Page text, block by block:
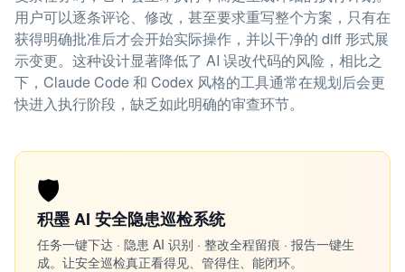
用户可以逐条评论、修改，甚至要求重写整个方案，只有在
获得明确批准后才会开始实际操作，并以干净的 diff 形式展
示变更。这种设计显著降低了 AI 误改代码的风险，相比之
下，Claude Code 和 Codex 风格的工具通常在规划后会更
快进入执行阶段，缺乏如此明确的审查环节。
🛡️
积墨 AI 安全隐患巡检系统
任务一键下达 · 隐患 AI 识别 · 整改全程留痕 · 报告一键生
成。让安全巡检真正看得见、管得住、能闭环。